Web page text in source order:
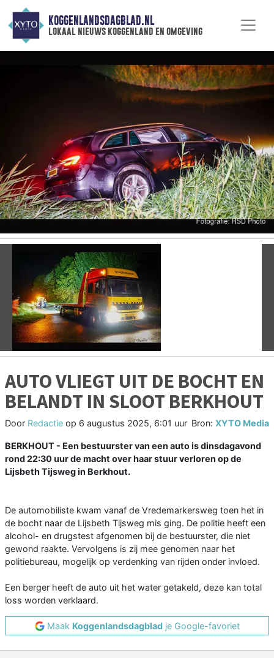
KOGGENLANDSDAGBLAD.NL
lokaal nieuws koggenland en omgeving
Vorige
AUTO VLIEGT UIT DE BOCHT EN
BELANDT IN SLOOT BERKHOUT
Door Redactie op 6 augustus 2025, 6:01 uur Bron: XYTO Media
BERKHOUT - Een bestuurster van een auto is dinsdagavond
rond 22:30 uur de macht over haar stuur verloren op de
Lijsbeth Tijsweg in Berkhout.
De automobiliste kwam vanaf de Vredemarkersweg toen het in
de bocht naar de Lijsbeth Tijsweg mis ging. De politie heeft een
alcohol- en drugstest afgenomen bij de bestuurster, die niet
gewond raakte. Vervolgens is zij mee genomen naar het
politiebureau, mogelijk op verdenking van rijden onder invloed.
Een berger heeft de auto uit het water getakeld, deze kan total
loss worden verklaard.
Maak Koggenlandsdagbladje Google-favoriet